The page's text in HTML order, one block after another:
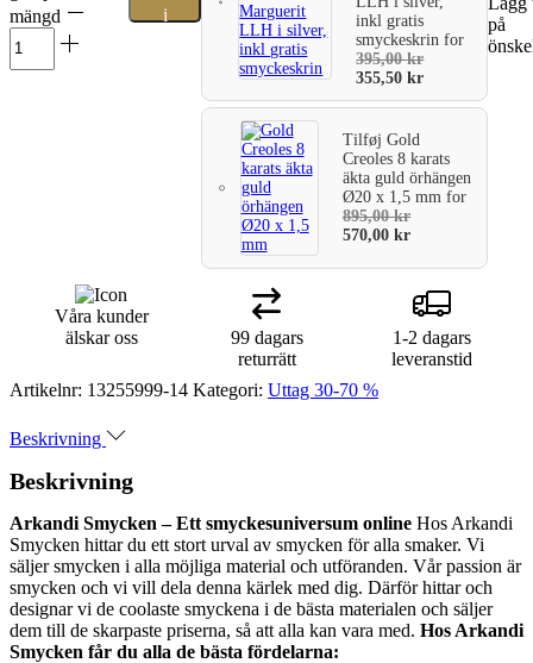
mängd
i
inkl gratis
smyckeskrinfor
395,00kr
355,50kr
TilføjGold
Creoles 8 karats
äkta guld örhängen
Ø20 x 1,5 mmfor
895,00kr
570,00kr
på
Våra kunder
älskar oss
99 dagars
returrätt
1-2 dagars
leveranstid
Artikelnr: 13255999-14 Kategori: Uttag 30-70 %
Beskrivning
Beskrivning
Arkandi Smycken – Ett smyckesuniversum online Hos Arkandi
Smycken hittar du ett stort urval av smycken för alla smaker. Vi
säljer smycken i alla möjliga material och utföranden. Vår passion är
smycken och vi vill dela denna kärlek med dig. Därför hittar och
designar vi de coolaste smyckena i de bästa materialen och säljer
dem till de skarpaste priserna, så att alla kan vara med. Hos Arkandi
Smycken får du alla de bästa fördelarna: